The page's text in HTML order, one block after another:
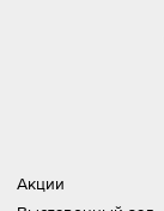
Акции